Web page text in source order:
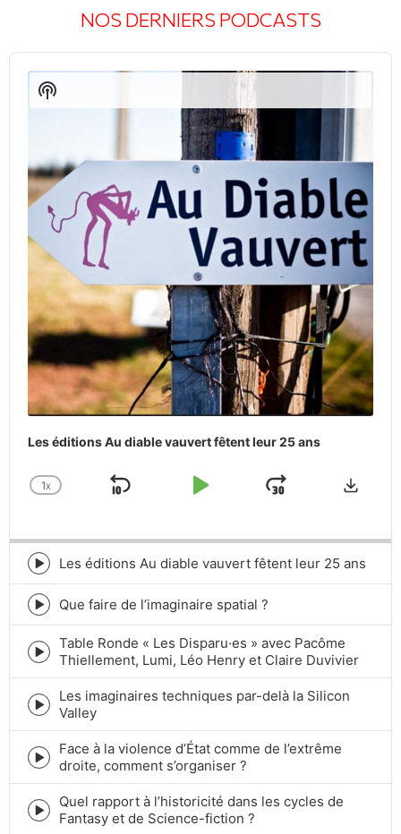
NOS DERNIERS PODCASTS
Audio
Player
Les éditions Au diable vauvert fêtent leur 25 ans
CHANGE
1X
SKIP
PLAY
JUMP
Episode
play
icon
Les éditions Au diable vauvert fêtent leur 25 ans
Episode
play
icon
Que faire de l’imaginaire spatial ?
Episode
play
icon
Table Ronde « Les Disparu·es » avec Pacôme
Thiellement, Lumi, Léo Henry et Claire Duvivier
Episode
play
icon
Les imaginaires techniques par-delà la Silicon
Valley
Episode
play
icon
Face à la violence d’État comme de l’extrême
droite, comment s’organiser ?
Episode
Quel rapport à l’historicité dans les cycles de
Fantasy et de Science-fiction ?
Show